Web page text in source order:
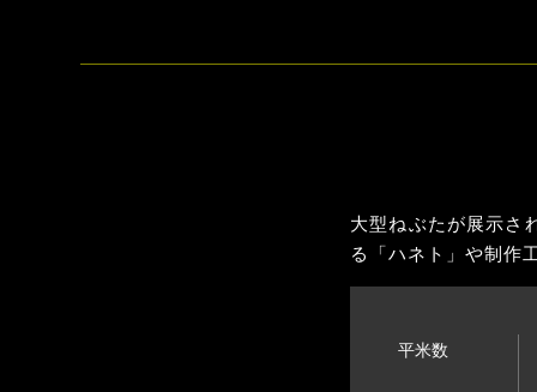
大型ねぶたが展示さ
る「ハネト」や制作
平米数